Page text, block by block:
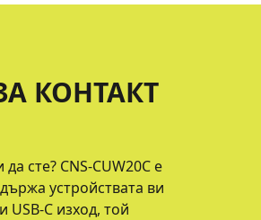
КОНТАКТ
сте? CNS-CUW20C е
устройствата ви
C изход, той